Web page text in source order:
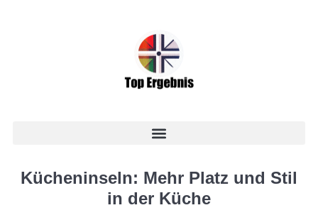
Kücheninseln: Mehr Platz und Stil
in der Küche